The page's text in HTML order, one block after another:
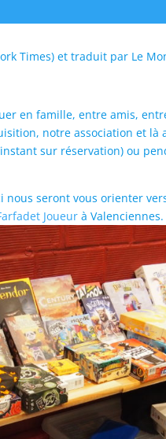
Times) et traduit par Le
en famille, entre amis,
notre association et
sur réservation) ou
nous seront vous orienter
Joueur à Valenciennes.